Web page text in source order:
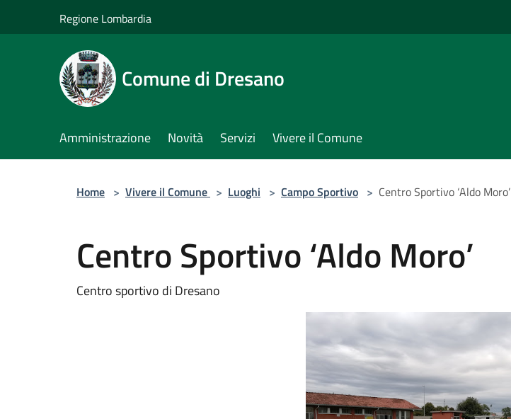
Regione Lombardia
Comune di Dresano
Amministrazione Novità Servizi Vivere il Comune
Home > Vivere il Comune > Luoghi > Campo Sportivo > Centro Sportivo ‘Aldo Moro’
Centro Sportivo ‘Aldo Moro’
Centro sportivo di Dresano